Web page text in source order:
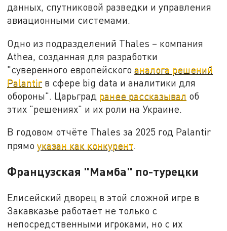
данных, спутниковой разведки и управления
авиационными системами.
Одно из подразделений Thales – компания
Athea, созданная для разработки
"суверенного европейскогоаналога решений
Palantir в сфере big data и аналитики для
обороны". Царьград ранее рассказывал об
этих "решениях" и их роли на Украине.
В годовом отчёте Thales за 2025 год Palantir
прямоуказан как конкурент.
Французская "Мамба" по-турецки
Елисейский дворец в этой сложной игре в
Закавказье работает не только с
непосредственными игроками, но с их